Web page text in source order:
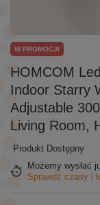
HOMCOM
Indoor Starry
Adjustable
Living Room,
W PROMOCJI
Produkt Dostępny
Możemy wysłać
Sprawdź czasy i